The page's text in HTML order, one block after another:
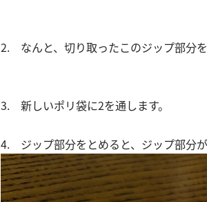
2. なんと、切り取ったこのジップ部分を
3. 新しいポリ袋に2を通します。
4. ジップ部分をとめると、ジップ部分